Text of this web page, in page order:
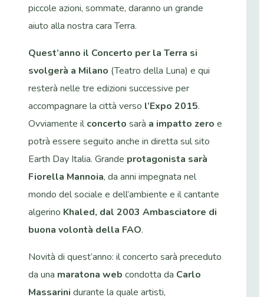
piccole azioni, sommate, daranno un grande
aiuto alla nostra cara Terra.
Quest’anno il Concerto per la Terra si
svolgerà a Milano (Teatro della Luna) e qui
resterà nelle tre edizioni successive per
accompagnare la città verso l’Expo 2015.
Ovviamente ilconcerto sarà a impatto zero e
potrà essere seguito anche in diretta sul sito
Earth Day Italia. Grande protagonista sarà
Fiorella Mannoia, da anni impegnata nel
mondo del sociale e dell’ambiente e il cantante
algerino Khaled, dal 2003 Ambasciatore di
buona volontà della FAO.
Novità di quest’anno: il concerto sarà preceduto
da una maratona web condotta da Carlo
Massarini durante la quale artisti,